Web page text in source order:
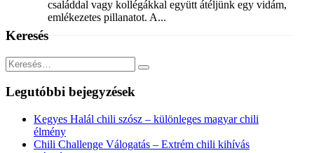
családdal vagy kollégákkal együtt átéljünk egy vidám,
emlékezetes pillanatot. A...
Keresés
Legutóbbi bejegyzések
Kegyes Halál chili szósz – különleges magyar chili
élmény
Chili Challenge Válogatás – Extrém chili kihívás